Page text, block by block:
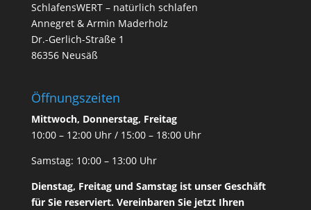
SchlafensWERT – natürlich schlafen
Annegret & Armin Maderholz
Dr.-Gerlich-Straße 1
86356 Neusäß
Öffnungszeiten
Mittwoch, Donnerstag, Freitag
10:00 – 12:00 Uhr / 15:00 – 18:00 Uhr
Samstag: 10:00 – 13:00 Uhr
Dienstag, Freitag und Samstag ist unser Geschäft
für Sie reserviert. Vereinbaren Sie jetzt Ihren